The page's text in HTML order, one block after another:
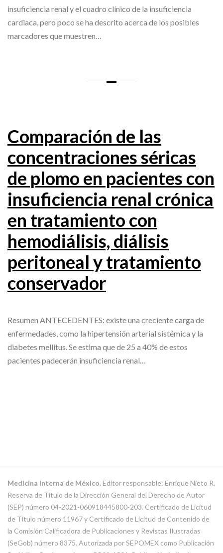
insuficiencia renal y el cuadro clínico de la insuficiencia
cardiaca, pero poco se ha descrito acerca de los posibles
marcadores que muestren…
Comparación de las
concentraciones séricas
de plomo en pacientes con
insuficiencia renal crónica
en tratamiento con
hemodiálisis, diálisis
peritoneal y tratamiento
conservador
Resumen ANTECEDENTES: existe una creciente carga de
enfermedades, como la hipertensión arterial sistémica y la
diabetes mellitus. Se estima que de 25 a 40% de estos
pacientes padecerán insuficiencia renal…
Medicina Interna de México.Editor responsable: Enrique Nieto R.
Reserva de Título de la Dirección General del Derecho de Autor
(SEP) número 04-2021-060918445800-203. Certificado de Licitud
de Título número 11967 y Certificado de Licitud de Contenido de
la Comisión Calificadora de Publicaciones y Revistas Ilustradas
(SeGob) número 8375. Autorizada por SEPOMEX como Publicación